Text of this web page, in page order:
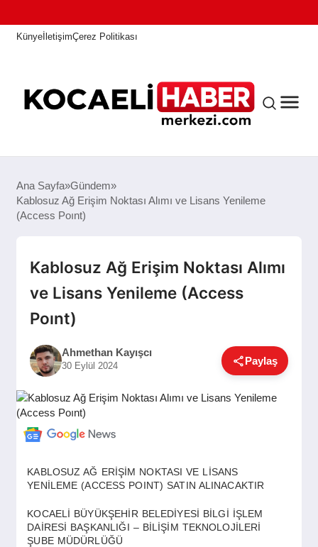
KünyeİletişimÇerez Politikası
ANASAYFA
EĞITIM
EKONOMI
DÜNYA
Ana Sayfa Gündem
Kablosuz Ağ Erişim Noktası Alımı ve Lisans Yenileme
(Access Poınt)
Kablosuz Ağ Erişim Noktası Alımı
ve Lisans Yenileme (Access
Poınt)
Ahmethan Kayışcı
30 Eylül 2024 Paylaş
KABLOSUZ AĞ ERİŞİM NOKTASI VE LİSANS
YENİLEME (ACCESS POINT) SATIN ALINACAKTIR
KOCAELİ BÜYÜKŞEHİR BELEDİYESİ BİLGİ İŞLEM
DAİRESİ BAŞKANLIĞI – BİLİŞİM TEKNOLOJİLERİ
ŞUBE MÜDÜRLÜĞÜ